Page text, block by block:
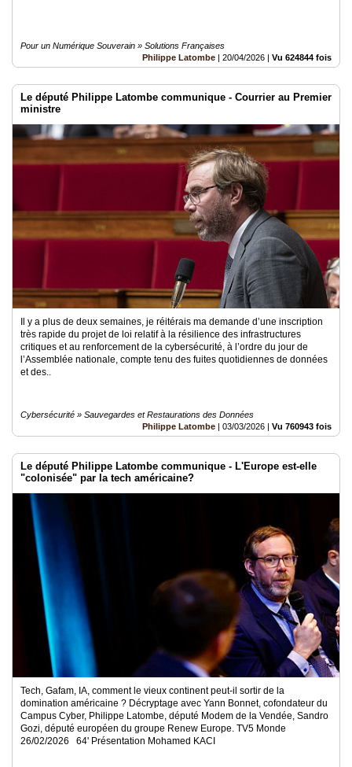
Pour un Numérique Souverain » Solutions Françaises
Philippe Latombe | 20/04/2026 | Vu 624844 fois
Le député Philippe Latombe communique - Courrier au Premier
ministre
Il y a plus de deux semaines, je réitérais ma demande d’une inscription
très rapide du projet de loi relatif à la résilience des infrastructures
critiques et au renforcement de la cybersécurité, à l’ordre du jour de
l’Assemblée nationale, compte tenu des fuites quotidiennes de données
et des..
Cybersécurité » Sauvegardes et Restaurations des Données
Philippe Latombe | 03/03/2026 | Vu 760943 fois
Le député Philippe Latombe communique - L'Europe est-elle
"colonisée" par la tech américaine?
Tech, Gafam, IA, comment le vieux continent peut-il sortir de la
domination américaine ? Décryptage avec Yann Bonnet, cofondateur du
Campus Cyber, Philippe Latombe, député Modem de la Vendée, Sandro
Gozi, député européen du groupe Renew Europe. TV5 Monde
26/02/2026 64' Présentation Mohamed KACI